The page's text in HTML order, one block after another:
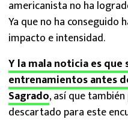
americanista no ha
Ya que no ha conseguido
impacto e intensidad.
Y la mala noticia es
entrenamientos antes
Sagrado, así que
descartado para este